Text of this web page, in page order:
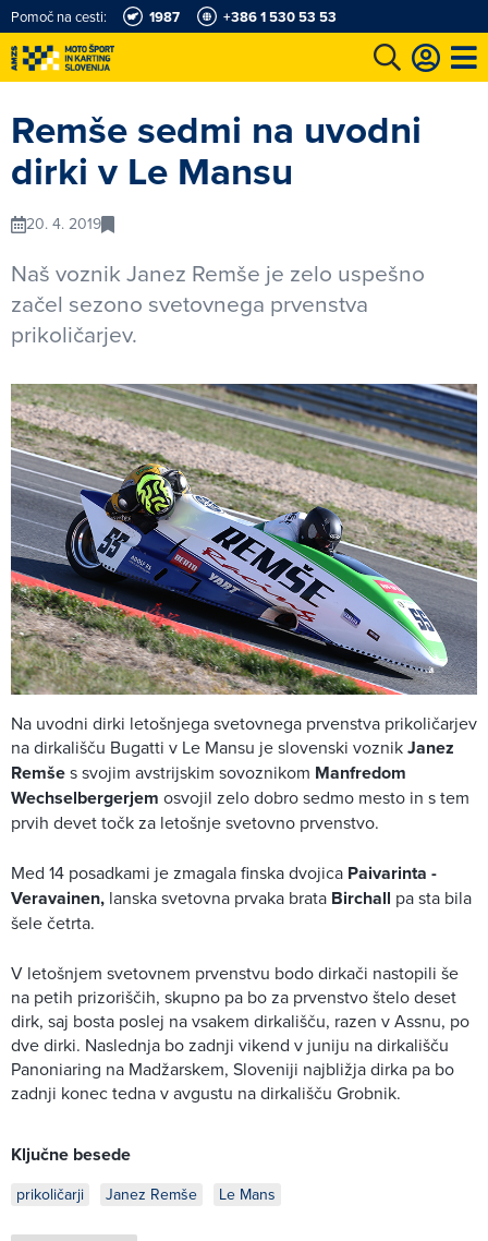
Pomoč na cesti: 1987 +386 1 530 53 53
Remše sedmi na uvodni
dirki v Le Mansu
20. 4. 2019
Naš voznik Janez Remše je zelo uspešno
začel sezono svetovnega prvenstva
prikoličarjev.
Na uvodni dirki letošnjega svetovnega prvenstva prikoličarjev
na dirkališču Bugatti v Le Mansu je slovenski voznikJanez
Remšes svojim avstrijskim sovoznikom Manfredom
Wechselbergerjem osvojil zelo dobro sedmo mesto in s tem
prvih devet točk za letošnje svetovno prvenstvo.
Med 14 posadkami je zmagala finska dvojica Paivarinta -
Veravainen, lanska svetovna prvaka brata Birchall pa sta bila
šele četrta.
V letošnjem svetovnem prvenstvu bodo dirkači nastopili še
na petih prizoriščih, skupno pa bo za prvenstvo štelo deset
dirk, saj bosta poslej na vsakem dirkališču, razen v Assnu, po
dve dirki. Naslednja bo zadnji vikend v juniju na dirkališču
Panoniaring na Madžarskem, Sloveniji najbližja dirka pa bo
zadnji konec tedna v avgustu na dirkališču Grobnik.
Ključne besede
prikoličarji Janez Remše Le Mans